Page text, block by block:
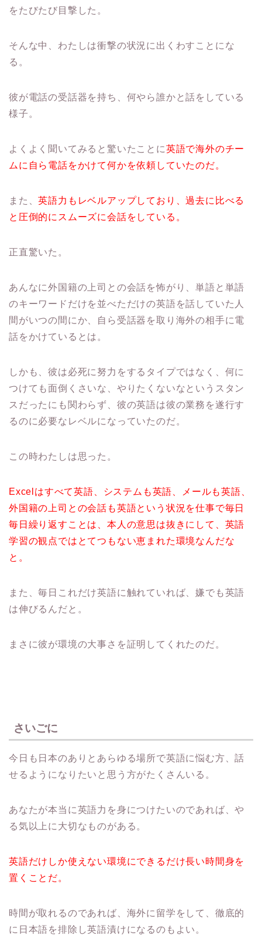
をたびたび目撃した。
そんな中、わたしは衝撃の状況に出くわすことにな
る。
彼が電話の受話器を持ち、何やら誰かと話をしている
様子。
よくよく聞いてみると驚いたことに英語で海外のチー
ムに自ら電話をかけて何かを依頼していたのだ。
また、英語力もレベルアップしており、過去に比べる
と圧倒的にスムーズに会話をしている。
正直驚いた。
あんなに外国籍の上司との会話を怖がり、単語と単語
のキーワードだけを並べただけの英語を話していた人
間がいつの間にか、自ら受話器を取り海外の相手に電
話をかけているとは。
しかも、彼は必死に努力をするタイプではなく、何に
つけても面倒くさいな、やりたくないなというスタン
スだったにも関わらず、彼の英語は彼の業務を遂行す
るのに必要なレベルになっていたのだ。
この時わたしは思った。
Excelはすべて英語、システムも英語、メールも英語、
外国籍の上司との会話も英語という状況を仕事で毎日
毎日繰り返すことは、本人の意思は抜きにして、英語
学習の観点ではとてつもない恵まれた環境なんだな
と。
また、毎日これだけ英語に触れていれば、嫌でも英語
は伸びるんだと。
まさに彼が環境の大事さを証明してくれたのだ。
さいごに
今日も日本のありとあらゆる場所で英語に悩む方、話
せるようになりたいと思う方がたくさんいる。
あなたが本当に英語力を身につけたいのであれば、や
る気以上に大切なものがある。
英語だけしか使えない環境にできるだけ長い時間身を
置くことだ。
時間が取れるのであれば、海外に留学をして、徹底的
に日本語を排除し英語漬けになるのもよい。